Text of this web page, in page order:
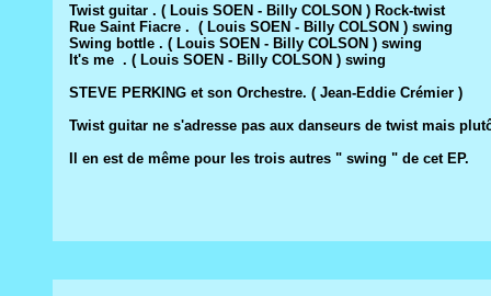
Twist guitar . ( Louis SOEN - Billy COLSON ) Rock-twist
Rue Saint Fiacre . ( Louis SOEN - Billy COLSON ) swing
Swing bottle . ( Louis SOEN - Billy COLSON ) swing
It's me . ( Louis SOEN - Billy COLSON ) swing
STEVE PERKING et son Orchestre. ( Jean-Eddie Crémier )
Twist guitar ne s'adresse pas aux danseurs de twist mais
Il en est de même pour les trois autres " swing " de cet EP.